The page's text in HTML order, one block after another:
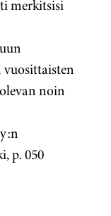
merkitsisi
noin
p. 050